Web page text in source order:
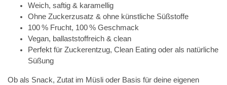
Weich, saftig & karamellig
Ohne Zuckerzusatz & ohne künstliche Süßstoffe
100 % Frucht, 100 % Geschmack
Vegan, ballaststoffreich & clean
Perfekt für Zuckerentzug, Clean Eating oder als natürliche
Süßung
Ob als Snack, Zutat im Müsli oder Basis für deine eigenen